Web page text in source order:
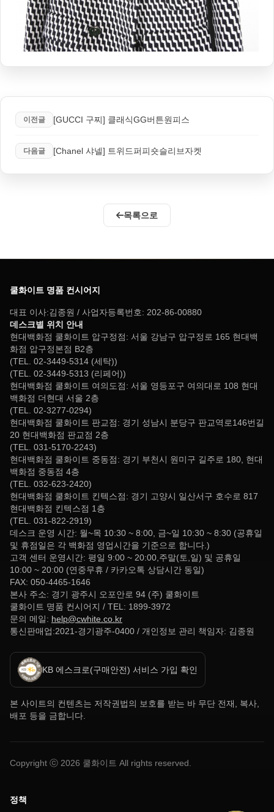
이전글 [GUCCI 구찌] 클래식GG버튼원피스
다음글 [Chanel 샤넬] 트위드퍼피숏슬리브자켓
목록으로
쿨화이트 명품 컨시어지
대표 이사:김종원 / 사업자등록번호: 202-86-00880
데스크별 위치 안내
현대백화점 쿨화이트 압구정점: 서울 강남구 압구정로 165 현대백
화점 압구정본점 B2층
(TEL. 02-3449-5314 (세탁))
(TEL. 02-3449-5313 (리페어))
현대백화점 쿨화이트 여의도점: 서울 영등포구 여의대로 108 현대
백화점 더현대 서울 2층
(TEL. 02-3277-0294)
현대백화점 쿨화이트 판교점: 경기 성남시 분당구 판교역로146번길
20 현대백화점 판교점 2층
(TEL. 031-5170-2243)
현대백화점 쿨화이트 중동점: 경기 부천시 원미구 길주로 180, 현대
백화점 중동점 4층
(TEL. 032-623-2420)
현대백화점 쿨화이트 킨텍스점: 경기 고양시 일산서구 호수로 817
현대백화점 킨텍스점 1층
(TEL. 031-822-2919)
데스크 운영 시간: 월~목 10:30 ~ 8:00, 금~일 10:30 ~ 8:30 (공휴일
및 휴점일은 각 백화점 영업시간을 기준으로 합니다.)
고객 센터 운영시간: 평일 9:00 ~ 20:00,주말(토,일) 및 공휴일
10:00 ~ 20:00 (연중무휴 / 카카오톡 상담시간 동일)
FAX: 050-4465-1646
본사 주소: 경기 광주시 오포안로 94 (주) 쿨화이트
쿨화이트 명품 컨시어지 / TEL: 1899-3972
문의 메일: help@cwhite.co.kr
통신판매업:2021-경기광주-0400 / 개인정보 관리 책임자: 김종원
KB 에스크로(구매안전) 서비스 가입 확인
본 사이트의 컨텐츠는 저작권법의 보호를 받는 바 무단 전재, 복사,
배포 등을 금합니다.
Copyright ⓒ 2026 쿨화이트 All rights reserved.
정책